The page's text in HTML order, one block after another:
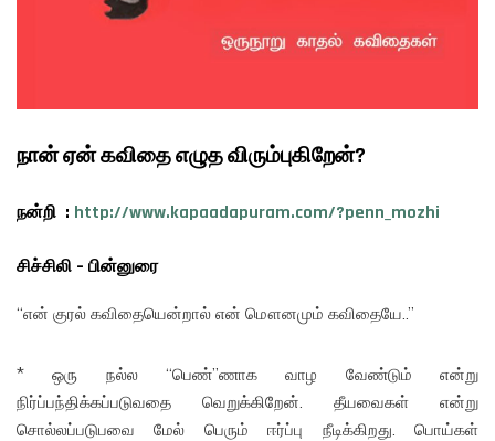
நான் ஏன் கவிதை எழுத விரும்புகிறேன்?
நன்றி : http://www.kapaadapuram.com/?penn_mozhi
சிச்சிலி – பின்னுரை
“என் குரல் கவிதையென்றால் என் மௌனமும் கவிதையே..”
* ஒரு நல்ல “பெண்”ணாக வாழ வேண்டும் என்று
நிர்ப்பந்திக்கப்படுவதை வெறுக்கிறேன். தீயவைகள் என்று
சொல்லப்படுபவை மேல் பெரும் ஈர்ப்பு நீடிக்கிறது. பொய்கள்